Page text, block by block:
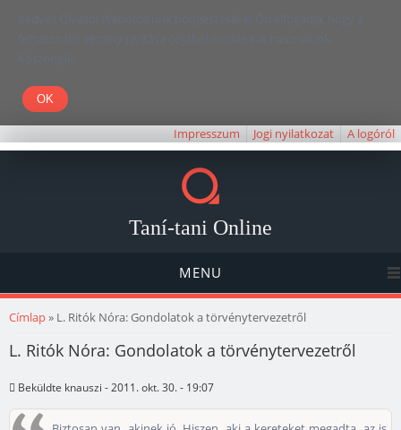
Kedves Olvasó! Weboldalunk böngészésével Ön elfogadja, hogy a
felhasználói élmény javítása céljából cookie-kat használunk.
Köszönjük!
Impresszum Jogi nyilatkozat A logóról
Taní-tani Online
MENU
Jelenlegi hely
Címlap» L. Ritók Nóra: Gondolatok a törvénytervezetről
L. Ritók Nóra: Gondolatok a törvénytervezetről
Beküldte knauszi - 2011. okt. 30. - 19:07